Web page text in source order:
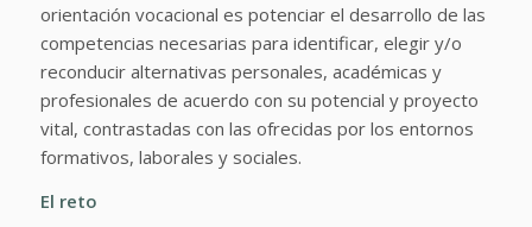
orientación vocacional es potenciar el desarrollo de las
competencias necesarias para identificar, elegir y/o
reconducir alternativas personales, académicas y
profesionales de acuerdo con su potencial y proyecto
vital, contrastadas con las ofrecidas por los entornos
formativos, laborales y sociales.
El reto